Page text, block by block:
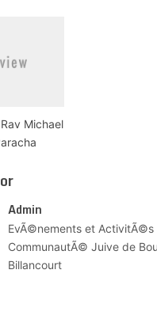
Michael
Admin
EvÃ©nements et ActivitÃ©s
CommunautÃ© Juive de
Billancourt